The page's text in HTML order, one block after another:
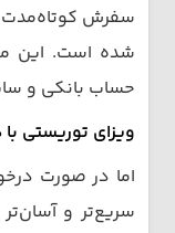
سفرش کوتاه‌مدت
شده است. این
حساب بانکی و
ویزای توریستی
اما در صورت
سریع‌تر و